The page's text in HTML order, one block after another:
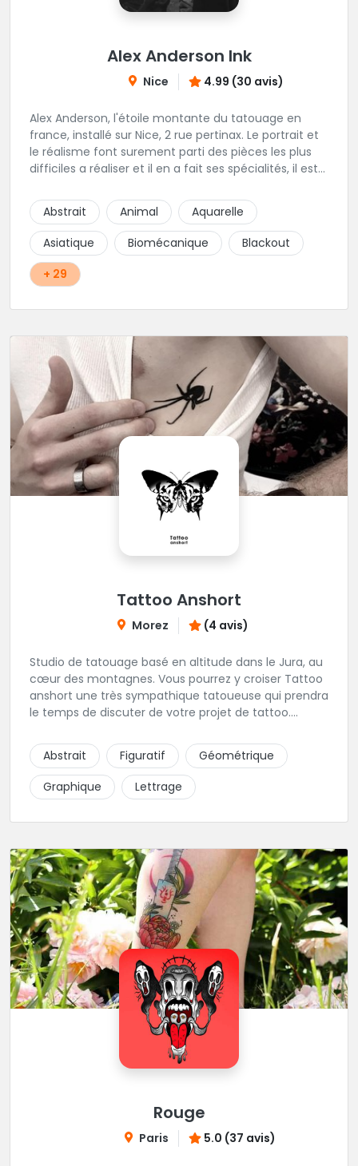
Alex Anderson Ink
Nice 4.99 (30 avis)
Alex Anderson, l'étoile montante du tatouage en
france, installé sur Nice, 2 rue pertinax. Le portrait et
le réalisme font surement parti des pièces les plus
difficiles a réaliser et il en a fait ses spécialités, il est
religieux ou du chicanos. Romain son frère sera vous
combler par sa finesse pour des pièces comme le
mandala, l'ornemental ou la calligraphie pour le
bonheur des futurs tatoués. Il y a aussi Léa, Maureen,
Fat, Tom, Sento, Lily, des artistes hors normes. Il n'y a
qu'à regarder les pièces sélectionnées ici pour
Abstrait Animal
Aquarelle
Asiatique
Biomécanique
Blackout
+ 29
Tattoo Anshort
Morez (4 avis)
Studio de tatouage basé en altitude dans le Jura, au
cœur des montagnes. Vous pourrez y croiser Tattoo
anshort une très sympathique tatoueuse qui prendra
le temps de discuter de votre projet de tattoo.
piquer la peau à la montagne ! Elle maîtrise les
lettrages et les aplats de noir. N’hésitez pas à la
contacter pour lui soumettre votre projet.
Abstrait Figuratif
Géométrique
Graphique
Lettrage
Rouge
Paris 5.0 (37 avis)